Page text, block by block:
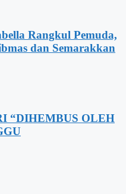
Rangkul Pemuda,
dan Semarakkan
“DIHEMBUS OLEH